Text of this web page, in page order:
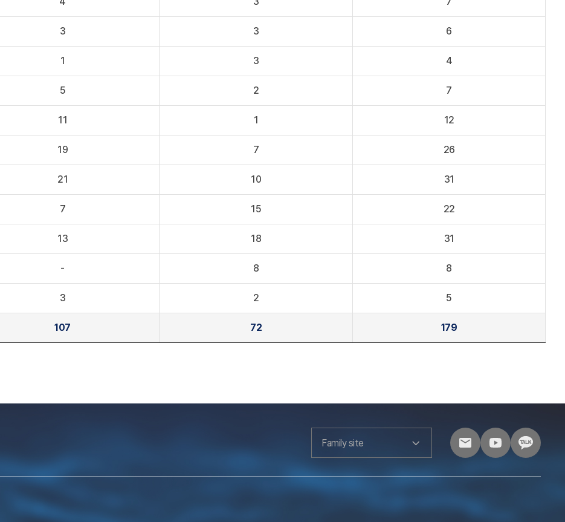
3 3 6
1 3 4
5 2 7
11 1 12
19 7 26
21 10 31
7 15 22
13 18 31
- 8 8
3 2 5
107 72 179
Family site